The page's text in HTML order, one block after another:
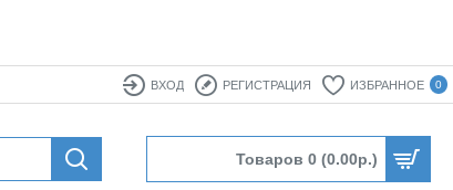
ВХОД РЕГИСТРАЦИЯ ИЗБРАННОЕ 0
Товаров 0 (0.00р.)